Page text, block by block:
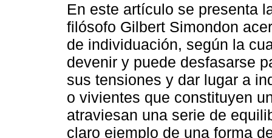
En este artículo se presenta
filósofo Gilbert Simondon
de individuación, según la
devenir y puede desfasarse
sus tensiones y dar lugar a
o vivientes que constituyen
atraviesan una serie de
claro ejemplo de una forma